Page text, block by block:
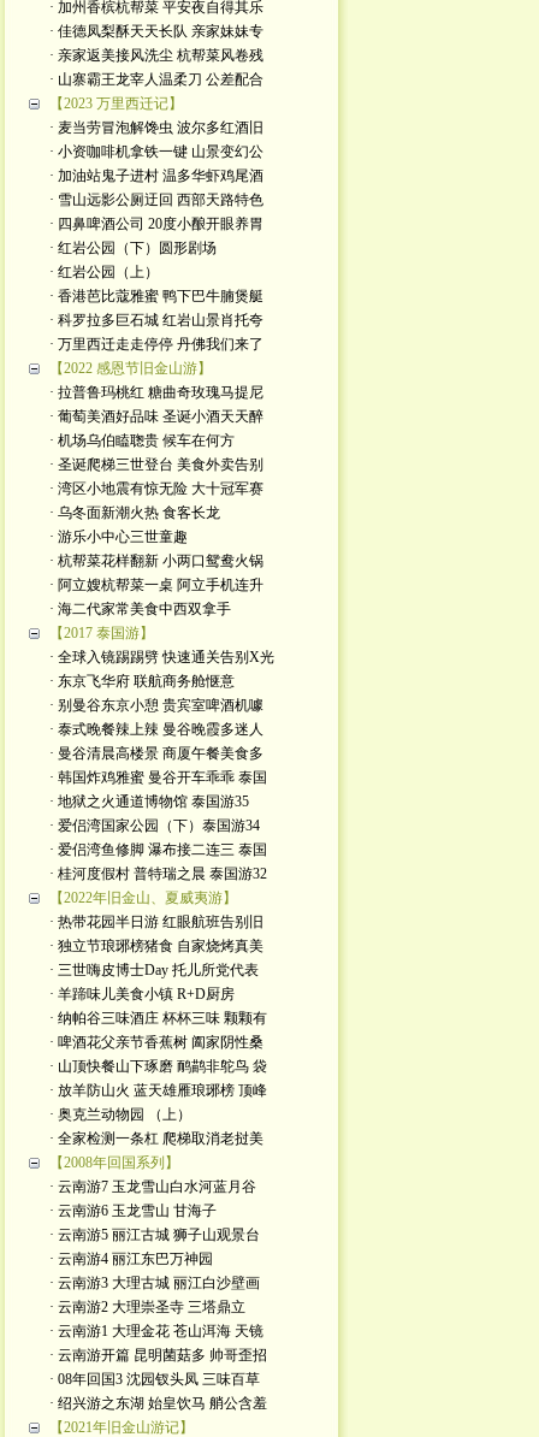
· 加州香槟杭帮菜 平安夜自得其乐
· 佳德凤梨酥天天长队 亲家妹妹专
· 亲家返美接风洗尘 杭帮菜风卷残
· 山寨霸王龙宰人温柔刀 公差配合
【2023 万里西迁记】
· 麦当劳冒泡解馋虫 波尔多红酒旧
· 小资咖啡机拿铁一键 山景变幻公
· 加油站鬼子进村 温多华虾鸡尾酒
· 雪山远影公厕迂回 西部天路特色
· 四鼻啤酒公司 20度小酿开眼养胃
· 红岩公园（下）圆形剧场
· 红岩公园（上）
· 香港芭比蔻雅蜜 鸭下巴牛腩煲艇
· 科罗拉多巨石城 红岩山景肖托夸
· 万里西迁走走停停 丹佛我们来了
【2022 感恩节旧金山游】
· 拉普鲁玛桃红 糖曲奇玫瑰马提尼
· 葡萄美酒好品味 圣诞小酒天天醉
· 机场乌伯瞌聦贵 候车在何方
· 圣诞爬梯三世登台 美食外卖告别
· 湾区小地震有惊无险 大十冠军赛
· 乌冬面新潮火热 食客长龙
· 游乐小中心三世童趣
· 杭帮菜花样翻新 小两口鸳鸯火锅
· 阿立嫂杭帮菜一桌 阿立手机连升
· 海二代家常美食中西双拿手
【2017 泰国游】
· 全球入镜踢踢劈 快速通关告别X光
· 东京飞华府 联航商务舱惬意
· 别曼谷东京小憩 贵宾室啤酒机噱
· 泰式晚餐辣上辣 曼谷晚霞多迷人
· 曼谷清晨高楼景 商厦午餐美食多
· 韩国炸鸡雅蜜 曼谷开车乖乖 泰国
· 地狱之火通道博物馆 泰国游35
· 爱侣湾国家公园（下）泰国游34
· 爱侣湾鱼修脚 瀑布接二连三 泰国
· 桂河度假村 普特瑞之晨 泰国游32
【2022年旧金山、夏威夷游】
· 热带花园半日游 红眼航班告别旧
· 独立节琅琊榜猪食 自家烧烤真美
· 三世嗨皮博士Day 托儿所党代表
· 羊蹄味儿美食小镇 R+D厨房
· 纳帕谷三味酒庄 杯杯三味 颗颗有
· 啤酒花父亲节香蕉树 阖家阴性桑
· 山顶快餐山下琢磨 鸸鹋非鸵鸟 袋
· 放羊防山火 蓝天雄雁琅琊榜 顶峰
· 奥克兰动物园 （上）
· 全家检测一条杠 爬梯取消老挝美
【2008年回国系列】
· 云南游7 玉龙雪山白水河蓝月谷
· 云南游6 玉龙雪山 甘海子
· 云南游5 丽江古城 狮子山观景台
· 云南游4 丽江东巴万神园
· 云南游3 大理古城 丽江白沙壁画
· 云南游2 大理崇圣寺 三塔鼎立
· 云南游1 大理金花 苍山洱海 天镜
· 云南游开篇 昆明菌菇多 帅哥歪招
· 08年回国3 沈园钗头凤 三味百草
· 绍兴游之东湖 始皇饮马 艄公含羞
【2021年旧金山游记】